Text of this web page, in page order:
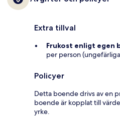
Extra tillval
Frukost enligt egen
per person
Policyer
Detta boende drivs av en
boende är kopplat till
yrke.